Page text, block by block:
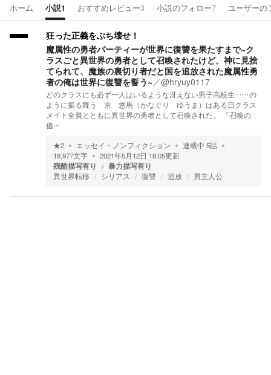
ホーム 小説1 おすすめレビュー3 小説のフォロー7 ユーザーの
狂った正義をぶち壊せ！
魔属性の勇者パーティーが世界に復讐を果たすまで~ク
ラスごと異世界の勇者として召喚されたけど、神に見捨
てられて、魔族の裏切り者だと国を追放された魔属性勇
者の俺は世界に復讐を誓う~／@hryuy0117
どのクラスにも必ず一人はいるような冴えない男子高校生……の
ように振る舞う 京 悠馬（かなぐり ゆうま）はある日クラス
メイト全員とともに異世界の勇者として召喚された。 『召喚の
儀…
★2 エッセイ・ノンフィクション 連載中 5話
18,977文字 2021年5月12日 18:05更新
残酷描写有り 暴力描写有り
異世界転移 シリアス 復讐 追放 男主人公